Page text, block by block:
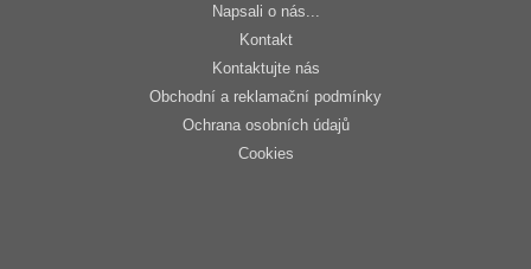
Napsali o nás...
Kontakt
Kontaktujte nás
Obchodní a reklamační podmínky
Ochrana osobních údajů
Cookies